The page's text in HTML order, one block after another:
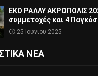
ΕΚΟ ΡΑΛΛΥ ΑΚΡΟΠΟΛΙΣ
συμμετοχές και 4
25 Ιουνίου 2025
ΝΈΑ